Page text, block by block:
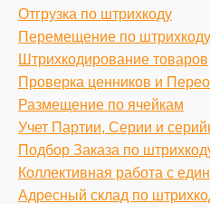
Отгрузка по штрихкоду
Перемещение по штрихкоду
Штрихкодирование товаров
Проверка ценников и
Размещение по ячейкам
Учет Партии, Серии и
Подбор Заказа по
Коллективная работа с
Адресный склад по